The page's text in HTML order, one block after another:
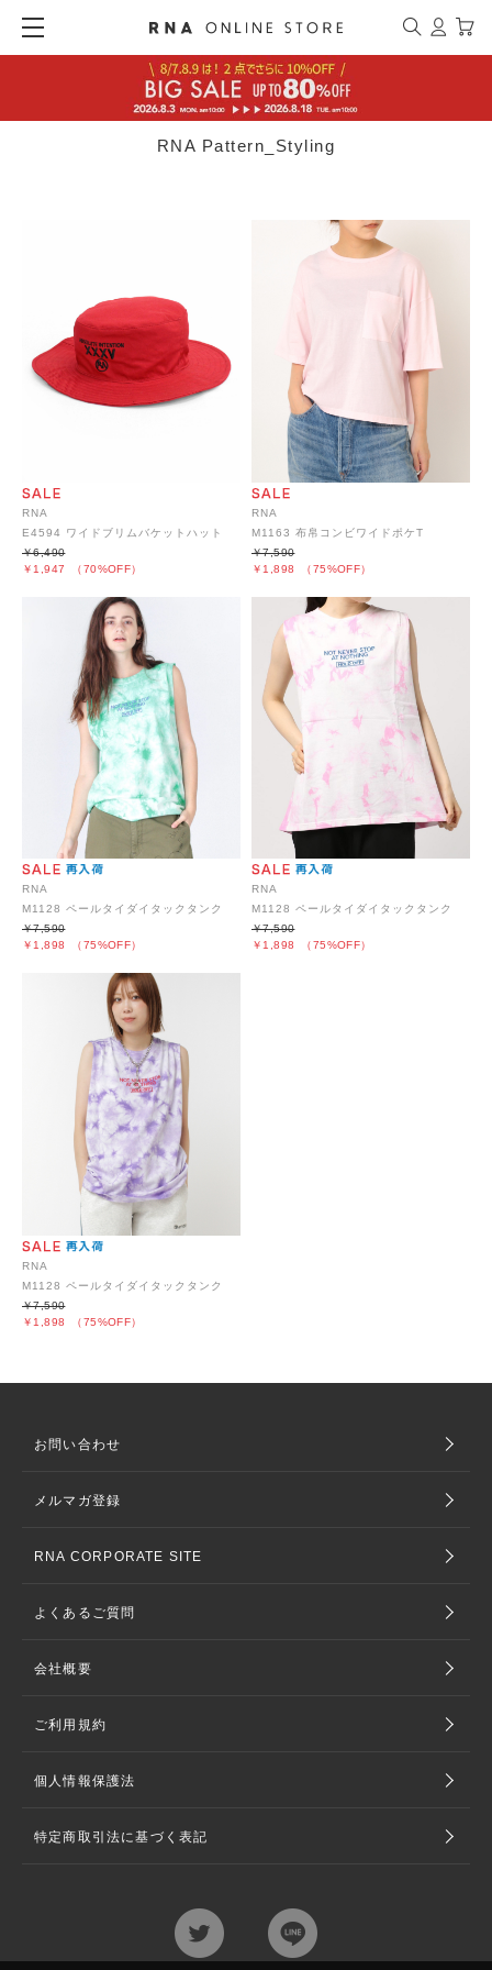
RNA Pattern_Styling
RNA
E4594 ワイドブリムバケットハット
￥1,947 （70%OFF）
￥6,490
RNA
M1163 布帛コンビワイドポケT
￥1,898 （75%OFF）
￥7,590
RNA
M1128 ペールタイダイタックタンク
￥1,898 （75%OFF）
￥7,590
RNA
M1128 ペールタイダイタックタンク
￥1,898 （75%OFF）
￥7,590
RNA
M1128 ペールタイダイタックタンク
￥1,898 （75%OFF）
￥7,590
お問い合わせ
メルマガ登録
RNA CORPORATE SITE
よくあるご質問
会社概要
ご利用規約
個人情報保護法
特定商取引法に基づく表記